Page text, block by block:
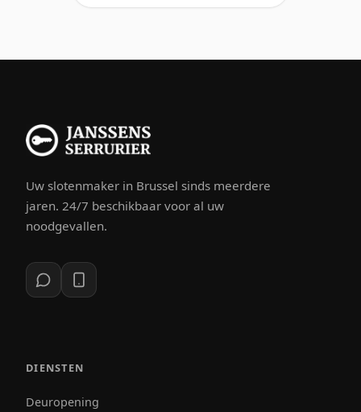
Uw slotenmaker in Brussel sinds meerdere
jaren. 24/7 beschikbaar voor al uw
noodgevallen.
DIENSTEN
Deuropening